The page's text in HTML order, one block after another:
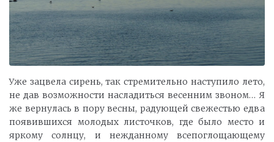
Уже зацвела сирень, так стремительно наступило лето,
не дав возможности насладиться весенним звоном… Я
же вернулась в пору весны, радующей свежестью едва
появившихся молодых листочков, где было место и
яркому солнцу, и нежданному всепоглощающему